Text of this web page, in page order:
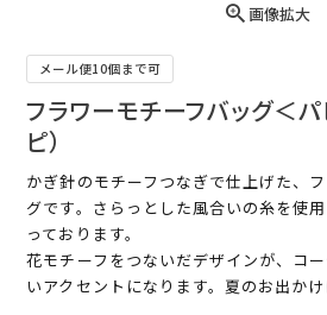
画像拡大
メール便10個まで可
フラワーモチーフバッグ＜パ
ピ）
かぎ針のモチーフつなぎで仕上げた、
グです。さらっとした風合いの糸を使
っております。
花モチーフをつないだデザインが、コ
いアクセントになります。夏のお出かけ